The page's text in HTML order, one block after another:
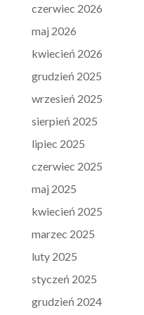
czerwiec 2026
maj 2026
kwiecień 2026
grudzień 2025
wrzesień 2025
sierpień 2025
lipiec 2025
czerwiec 2025
maj 2025
kwiecień 2025
marzec 2025
luty 2025
styczeń 2025
grudzień 2024